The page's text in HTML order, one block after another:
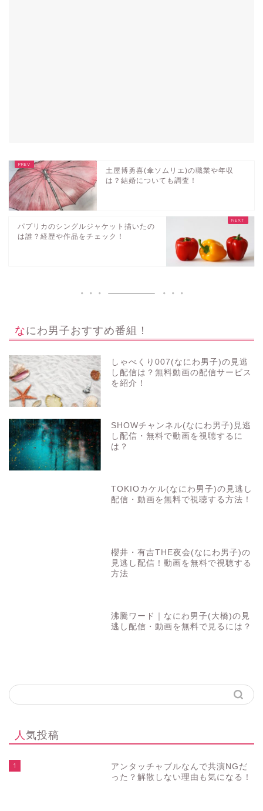
土屋博勇喜(傘ソムリエ)の職業や年収
は？結婚についても調査！
パプリカのシングルジャケット描いたの
は誰？経歴や作品をチェック！
なにわ男子おすすめ番組！
しゃべくり007(なにわ男子)の見逃
し配信は？無料動画の配信サービス
を紹介！
SHOWチャンネル(なにわ男子)見逃
し配信・無料で動画を視聴するに
は？
TOKIOカケル(なにわ男子)の見逃し
配信・動画を無料で視聴する方法！
櫻井・有吉THE夜会(なにわ男子)の
見逃し配信！動画を無料で視聴する
方法
沸騰ワード｜なにわ男子(大橋)の見
逃し配信・動画を無料で見るには？
人気投稿
1
アンタッチャブルなんで共演NGだ
った？解散しない理由も気になる！